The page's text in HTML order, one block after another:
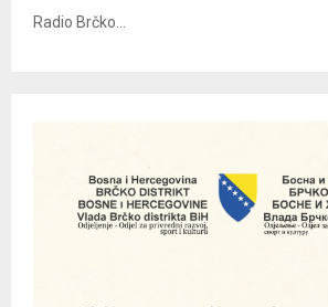
Radio Brčko...